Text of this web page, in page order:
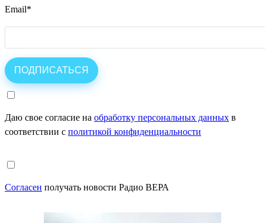
Email*
Даю свое согласие на обработку персональных данных в
соответствии с политикой конфиденциальности
Согласен получать новости Радио ВЕРА